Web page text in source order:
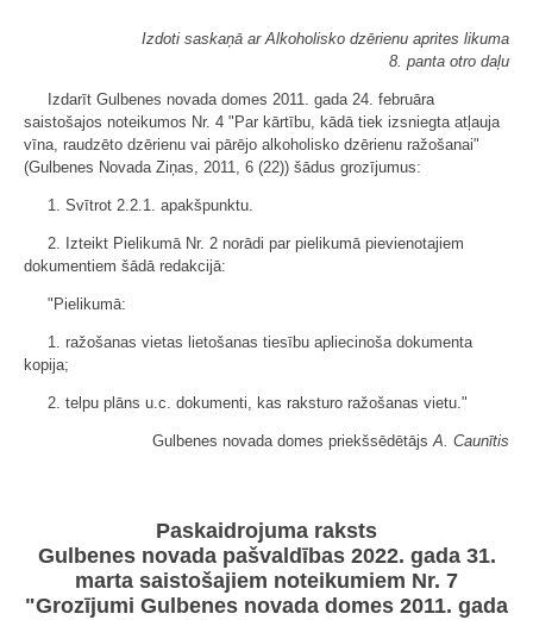
Izdoti saskaņā ar Alkoholisko dzērienu aprites likuma
8. panta otro daļu
Izdarīt Gulbenes novada domes 2011. gada 24. februāra
saistošajos noteikumos Nr. 4 "Par kārtību, kādā tiek izsniegta atļauja
vīna, raudzēto dzērienu vai pārējo alkoholisko dzērienu ražošanai"
(Gulbenes Novada Ziņas, 2011, 6 (22)) šādus grozījumus:
1. Svītrot 2.2.1. apakšpunktu.
2. Izteikt Pielikumā Nr. 2 norādi par pielikumā pievienotajiem
dokumentiem šādā redakcijā:
"Pielikumā:
1. ražošanas vietas lietošanas tiesību apliecinoša dokumenta
kopija;
2. telpu plāns u.c. dokumenti, kas raksturo ražošanas vietu."
Gulbenes novada domes priekšsēdētājsA. Caunītis
Paskaidrojuma raksts
Gulbenes novada pašvaldības 2022. gada 31.
marta saistošajiem noteikumiem Nr. 7
"Grozījumi Gulbenes novada domes 2011. gada